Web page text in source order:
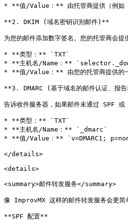
* **值/Value：** 由托管商提供（
**2. DKIM (域名密钥识别邮件)**
为您的邮件添加数字签名。您的托管商会
* **类型：** `TXT`
* **主机名/Name：**
* **值/Value：** 由您的托管商提供的一
**3. DMARC (基于域名的邮件认证、报
告诉收件服务器，如果邮件未通过 SPF 或
* **类型：** `TXT`
* **主机名/Name：** `_dmarc`
* **值/Value：** `v=DMARC1;
</details>
<details>
<summary>邮件转发服务</summary>
像 ImprovMX 这样的邮件转发服务会更简
**SPF 配置**